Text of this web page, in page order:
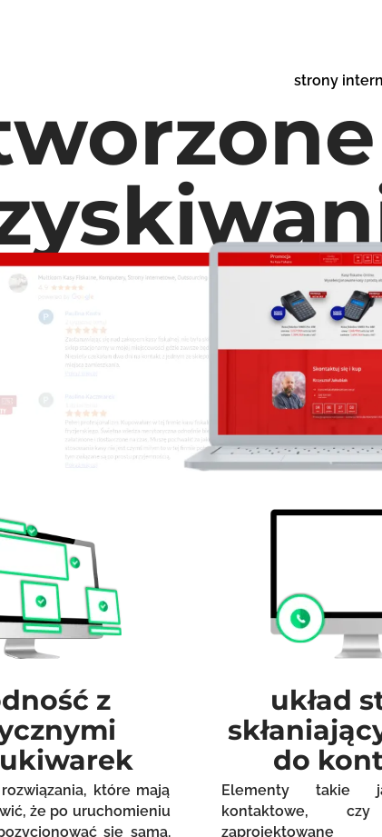
strony
z
które mają
że po uruchomieniu
się sama.
układ
do
Elementy takie
kontaktowe, czy